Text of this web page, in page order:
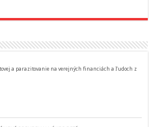
a parazitovanie na verejných financiách a ľudoch z